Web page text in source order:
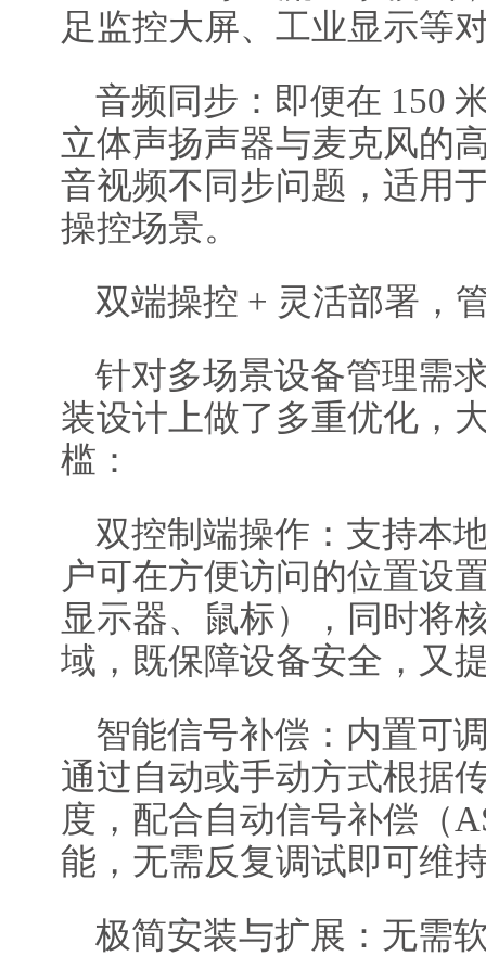
足监控大屏、工业显示等
音频同步：即便在 150
立体声扬声器与麦克风的
音视频不同步问题，适用
操控场景。
双端操控 + 灵活部署，
针对多场景设备管理需
装设计上做了多重优化，
槛：
双控制端操作：支持本
户可在方便访问的位置设
显示器、鼠标），同时将
域，既保障设备安全，又
智能信号补偿：内置可
通过自动或手动方式根据
度，配合自动信号补偿（
能，无需反复调试即可维
极简安装与扩展：无需